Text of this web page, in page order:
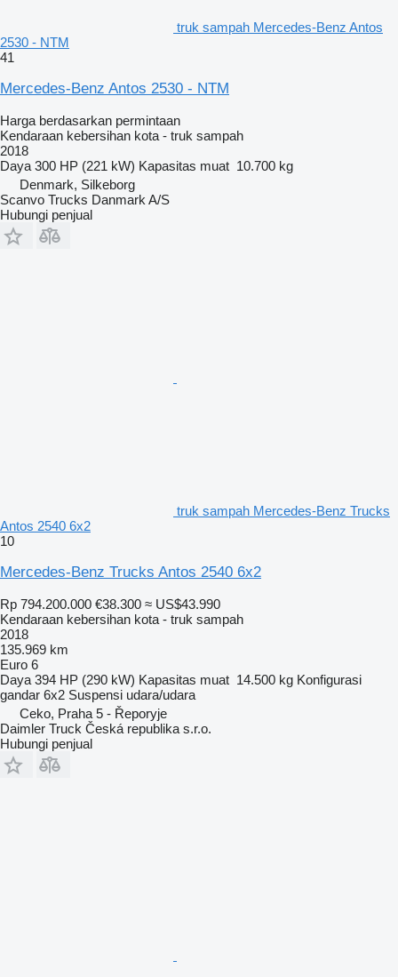
truk sampah Mercedes-Benz Antos
2530 - NTM
41
Mercedes-Benz Antos 2530 - NTM
Harga berdasarkan permintaan
Kendaraan kebersihan kota - truk sampah
2018
Daya 300 HP (221 kW) Kapasitas muat 10.700 kg
Denmark, Silkeborg
Scanvo Trucks Danmark A/S
Hubungi penjual
truk sampah Mercedes-Benz Trucks
Antos 2540 6x2
10
Mercedes-Benz Trucks Antos 2540 6x2
Rp 794.200.000 €38.300 ≈ US$43.990
Kendaraan kebersihan kota - truk sampah
2018
135.969 km
Euro 6
Daya 394 HP (290 kW) Kapasitas muat 14.500 kg Konfigurasi
gandar 6x2 Suspensi udara/udara
Ceko, Praha 5 - Řeporyje
Daimler Truck Česká republika s.r.o.
Hubungi penjual